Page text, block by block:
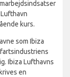
kurs.
som Ibiza
Ibiza Lufthavns
en